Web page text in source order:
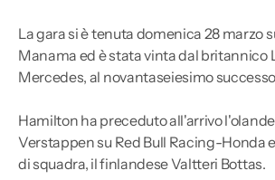
La gara si è tenuta domenica 28 marzo
Manama ed è stata vinta dal britannico
Mercedes, al novantaseiesimo
Hamilton ha preceduto all'arrivo
Verstappen su Red Bull Racing-Honda
di squadra, il finlandese Valtteri Bottas.